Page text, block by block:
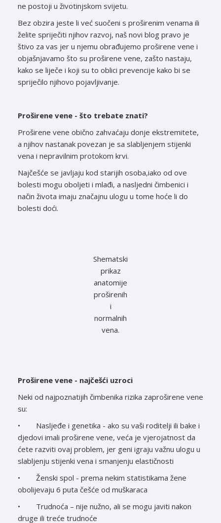
ne postoji u životinjskom svijetu.
Bez obzira jeste li već suočeni s proširenim venama ili
želite spriječiti njihov razvoj, naš novi blog pravo je
štivo za vas jer u njemu obrađujemo proširene vene i
objašnjavamo što su proširene vene, zašto nastaju,
kako se liječe i koji su to oblici prevencije kako bi se
spriječilo njihovo pojavljivanje.
Proširene vene - što trebate znati?
Proširene vene obično zahvaćaju donje ekstremitete,
a njihov nastanak povezan je sa slabljenjem stijenki
vena i nepravilnim protokom krvi.
Najčešće se javljaju kod starijih osoba,iako od ove
bolesti mogu oboljeti i mlađi, a nasljedni čimbenici i
način života imaju značajnu ulogu u tome hoće li do
bolesti doći.
Shematski
prikaz
anatomije
proširenih
i
normalnih
vena.
Proširene vene - najčešći uzroci
Neki od najpoznatijih čimbenika rizika zaproširene vene
su:
• Nasljeđe i genetika - ako su vaši roditelji ili bake i
djedovi imali proširene vene, veća je vjerojatnost da
ćete razviti ovaj problem, jer geni igraju važnu ulogu u
slabljenju stijenki vena i smanjenju elastičnosti
• Ženski spol - prema nekim statistikama žene
obolijevaju 6 puta češće od muškaraca
• Trudnoća – nije nužno, ali se mogu javiti nakon
druge ili treće trudnoće